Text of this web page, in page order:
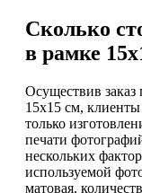
Сколько
в рамке
Осуществив заказ
15х15 см,
только
печати
нескольких
используемой
матовая,